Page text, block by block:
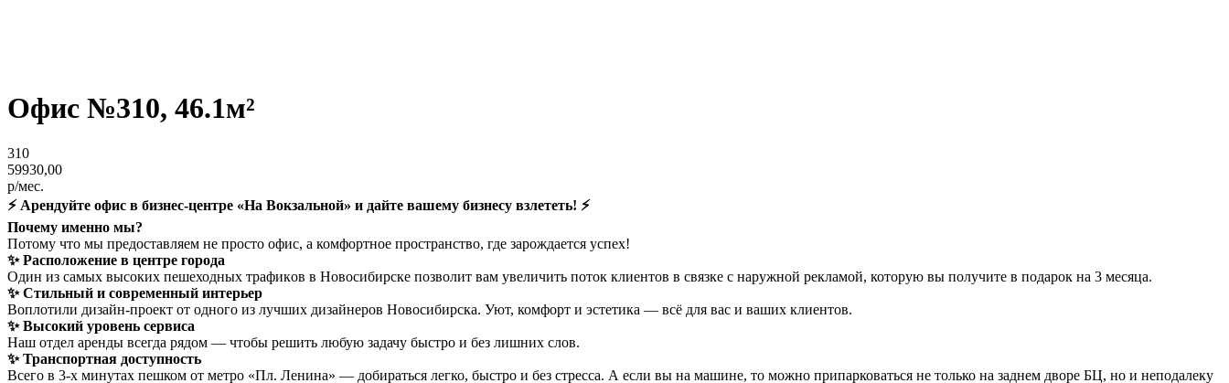
Офис №310, 46.1м²
310
59930,00
р/мес.
⚡️ Арендуйте офис в бизнес-центре «На Вокзальной» и дайте вашему бизнесу взлететь! ⚡️
Почему именно мы?
Потому что мы предоставляем не просто офис, а комфортное пространство, где зарождается успех!
✨ Расположение в центре города
Один из cамых выcокиx пешеходных трaфикoв в Hoвoсибирске позволит вам увеличить поток клиентов в связке с наружной рекламой, которую вы получите в подарок на 3 месяца.
✨ Стильный и современный интерьер
Воплотили дизайн-проект от одного из лучших дизайнеров Новосибирска. Уют, комфорт и эстетика — всё для вас и ваших клиентов.
✨ Высокий уровень сервиса
Наш отдел аренды всегда рядом — чтобы решить любую задачу быстро и без лишних слов.
✨ Транспортная доступность
Всего в 3-х минутах пешком от метро «Пл. Ленина» — добираться легко, быстро и без стресса. А если вы на машине, то можно припарковаться не только на заднем дворе БЦ, но и неподалеку